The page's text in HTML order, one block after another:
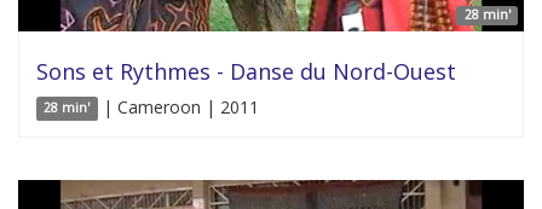
28 min'
Sons et Rythmes - Danse du Nord-Ouest
28 min' | Cameroon | 2011